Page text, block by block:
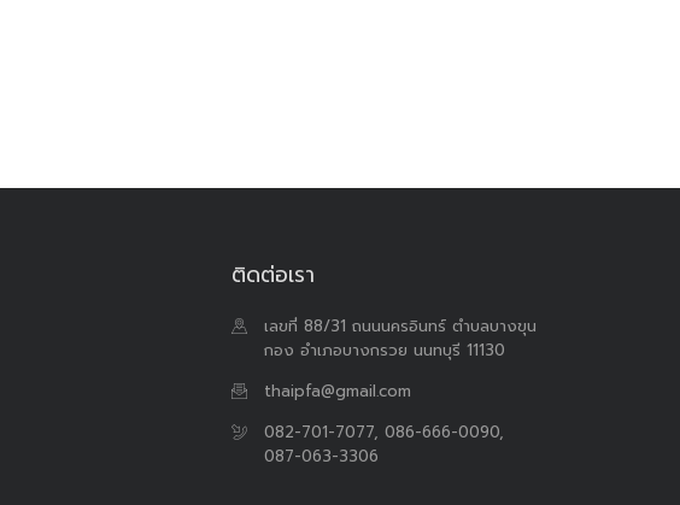
ติดต่อเรา
เลขที่ 88/31 ถนนนครอินทร์ ตำบลบางขุน
กอง อำเภอบางกรวย นนทบุรี 11130
thaipfa@gmail.com
082-701-7077, 086-666-0090,
087-063-3306